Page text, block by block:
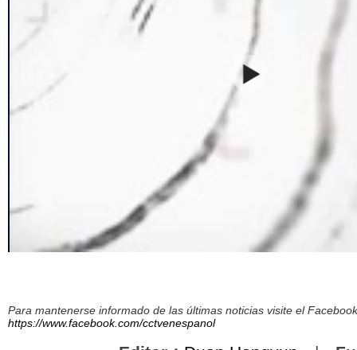
Para mantenerse informado de las últimas noticias visite el
https://www.facebook.com/cctvenespanol